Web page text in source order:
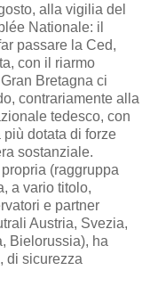
alla vigilia del
Nationale: il
passare la Ced,
con il riarmo
Bretagna ci
contrariamente alla
tedesco, con
dotata di forze
sostanziale.
(raggruppa
a vario titolo,
e partner
Austria, Svezia,
Bielorussia), ha
di sicurezza